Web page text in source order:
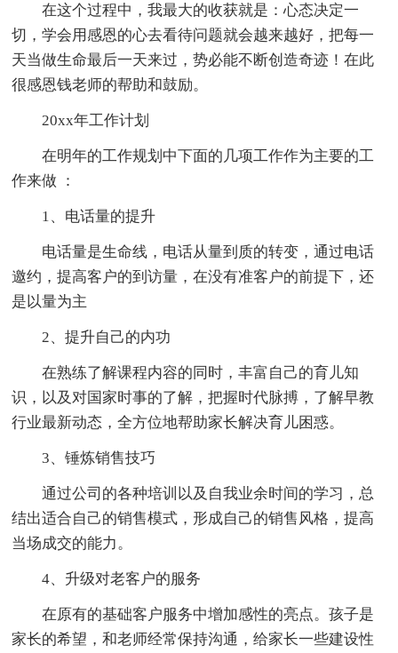
在这个过程中，我最大的收获就是：心态决定一
切，学会用感恩的心去看待问题就会越来越好，把每一
天当做生命最后一天来过，势必能不断创造奇迹！在此
很感恩钱老师的帮助和鼓励。
20xx年工作计划
在明年的工作规划中下面的几项工作作为主要的工
作来做 ：
1、电话量的提升
电话量是生命线，电话从量到质的转变，通过电话
邀约，提高客户的到访量，在没有准客户的前提下，还
是以量为主
2、提升自己的内功
在熟练了解课程内容的同时，丰富自己的育儿知
识，以及对国家时事的了解，把握时代脉搏，了解早教
行业最新动态，全方位地帮助家长解决育儿困惑。
3、锤炼销售技巧
通过公司的各种培训以及自我业余时间的学习，总
结出适合自己的销售模式，形成自己的销售风格，提高
当场成交的能力。
4、升级对老客户的服务
在原有的基础客户服务中增加感性的亮点。孩子是
家长的希望，和老师经常保持沟通，给家长一些建设性